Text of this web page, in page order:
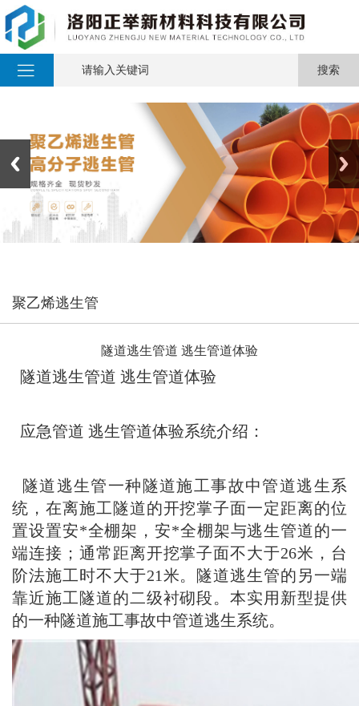
聚乙烯逃生管
隧道逃生管道 逃生管道体验
隧道逃生管道 逃生管道体验
应急管道 逃生管道体验系统介绍：
隧道逃生管一种隧道施工事故中管道逃生系
统，在离施工隧道的开挖掌子面一定距离的位
置设置安*全棚架，安*全棚架与逃生管道的一
端连接；通常距离开挖掌子面不大于26米，台
阶法施工时不大于21米。隧道逃生管的另一端
靠近施工隧道的二级衬砌段。本实用新型提供
的一种隧道施工事故中管道逃生系统。